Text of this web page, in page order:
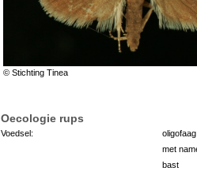
© Stichting Tinea
Oecologie rups
Voedsel:
met
bast